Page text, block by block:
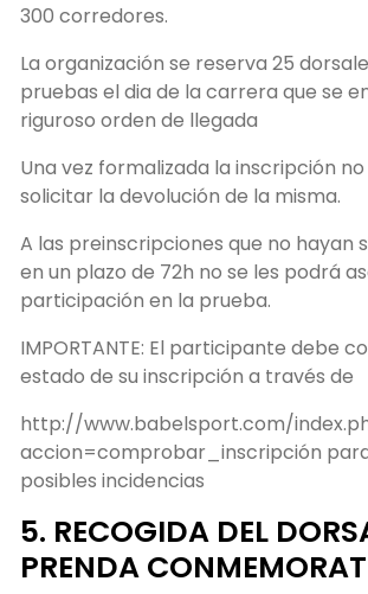
300 corredores.
La organización se reserva 25
pruebas el dia de la carrera que se
riguroso orden de llegada
Una vez formalizada la inscripción
solicitar la devolución de la misma.
A las preinscripciones que no hayan
en un plazo de 72h no se les podrá
participación en la prueba.
IMPORTANTE: El participante debe
estado de su inscripción a través de
http://www.babelsport.com/
accion=comprobar_inscripción
posibles incidencias
5. RECOGIDA DEL
PRENDA